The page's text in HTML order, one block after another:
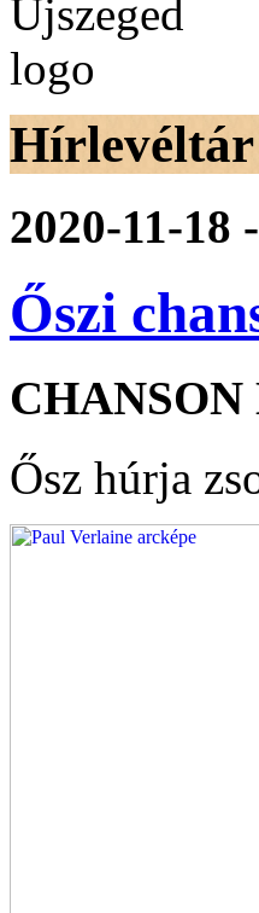
Hírlevéltár
2020-11-18
Őszi
CHANSON
Ősz húrja